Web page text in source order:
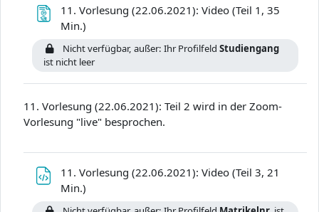
11. Vorlesung (22.06.2021): Video (Teil 1, 35
Min.)
Nicht verfügbar, außer: Ihr ProfilfeldStudiengang
ist nicht leer
11. Vorlesung (22.06.2021): Teil 2 wird in der Zoom-
Vorlesung "live" besprochen.
11. Vorlesung (22.06.2021): Video (Teil 3, 21
Min.)